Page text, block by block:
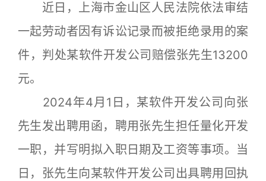
近日，上海市金山区人民法院依法审结
一起劳动者因有诉讼记录而被拒绝录用的案
件，判处某软件开发公司赔偿张先生13200
元。
2024年4月1日，某软件开发公司向张
先生发出聘用函，聘用张先生担任量化开发
一职，并写明拟入职日期及工资等事项。当
日，张先生向某软件开发公司出具聘用回执